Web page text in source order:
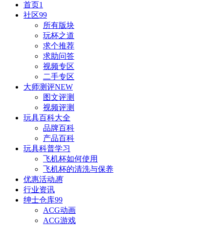
首页1
社区99
所有版块
玩杯之道
求个推荐
求助问答
视频专区
二手专区
大师测评NEW
图文评测
视频评测
玩具百科大全
品牌百科
产品百科
玩具科普学习
飞机杯如何使用
飞机杯的清洗与保养
优惠活动惠
行业资讯
绅士仓库99
ACG动画
ACG游戏